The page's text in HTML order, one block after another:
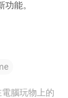
能。
腦玩物上的